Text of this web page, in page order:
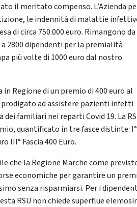
il meritato compenso. L’Azienda
le indennità di malattie
di circa 750.000 euro. Rimangono da
2800 dipendenti per la premialità
più volte di 1000 euro dal nostro
Regione di un premio di 400 euro al
prodigato ad assistere pazienti infetti
familiari nei reparti Covid 19. La
quantificato in tre fasce distinte: I°
III° Fascia 400 Euro.
che la Regione Marche come
economiche per garantire un
senza risparmiarsi. Per i
RSU non chiede superflue